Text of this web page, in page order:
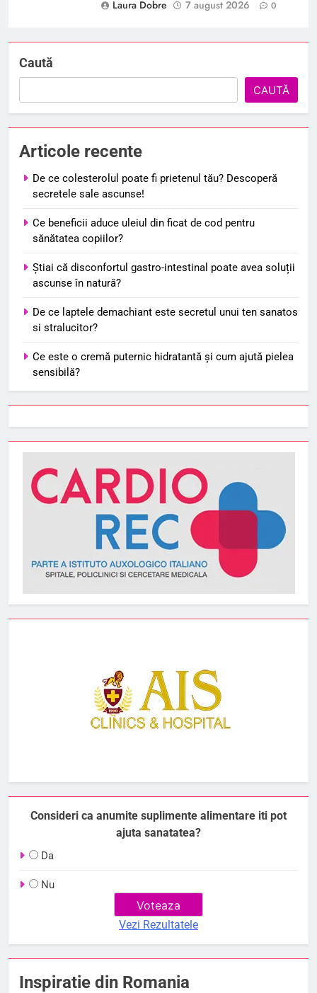
Laura Dobre 7 august 2026 0
Caută
CAUTĂ
Articole recente
De ce colesterolul poate fi prietenul tău? Descoperă
secretele sale ascunse!
Ce beneficii aduce uleiul din ficat de cod pentru
sănătatea copiilor?
Știai că disconfortul gastro-intestinal poate avea soluții
ascunse în natură?
De ce laptele demachiant este secretul unui ten sanatos
si stralucitor?
Ce este o cremă puternic hidratantă și cum ajută pielea
sensibilă?
Consideri ca anumite suplimente alimentare iti pot
ajuta sanatatea?
Da
Nu
Vezi Rezultatele
Inspiratie din Romania